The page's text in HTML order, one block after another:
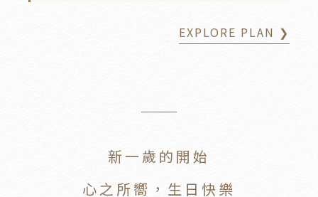
EXPLORE PLAN ❯
新一歲的開始
心之所嚮，生日快樂